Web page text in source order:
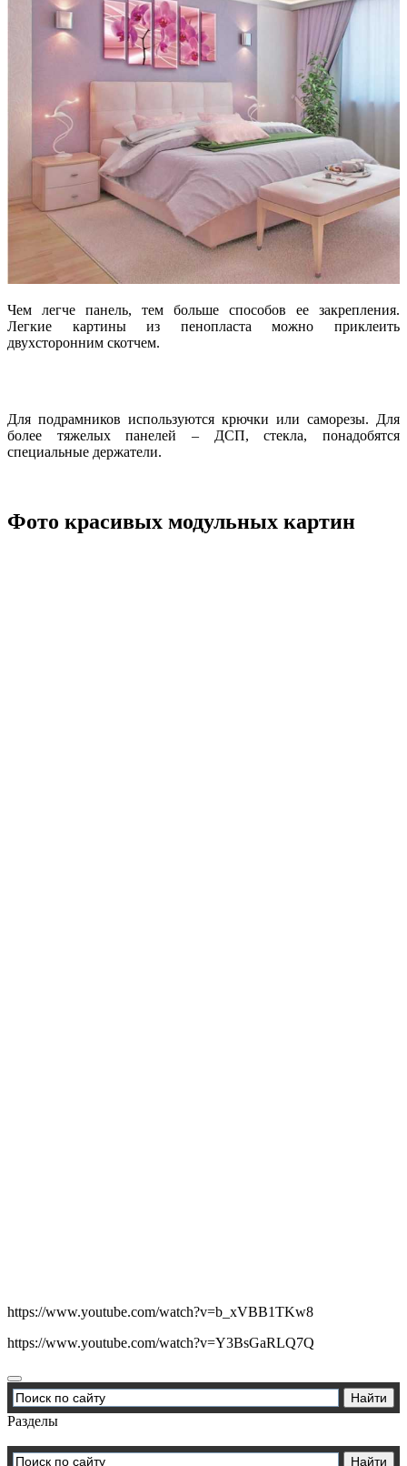
Чем легче панель, тем больше способов ее закрепления.
Легкие картины из пенопласта можно приклеить
двухсторонним скотчем.
Для подрамников используются крючки или саморезы. Для
более тяжелых панелей – ДСП, стекла, понадобятся
специальные держатели.
Фото красивых модульных картин
https://www.youtube.com/watch?v=b_xVBB1TKw8
https://www.youtube.com/watch?v=Y3BsGaRLQ7Q
Разделы